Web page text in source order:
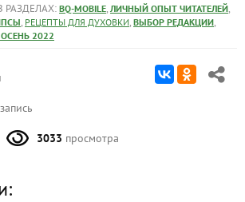
РАЗДЕЛАХ: BQ-MOBILE, ЛИЧНЫЙ ОПЫТ ЧИТАТЕЛЕЙ,
, РЕЦЕПТЫ ДЛЯ ДУХОВКИ, ВЫБОР РЕДАКЦИИ,
2022
3033 просмотра